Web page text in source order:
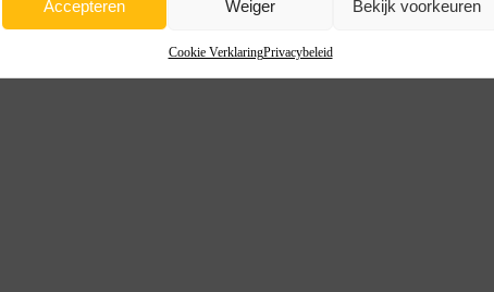
Accepteren Weiger Bekijk voorkeuren
Cookie VerklaringPrivacybeleid